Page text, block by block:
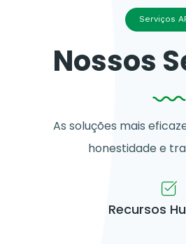
Serviços
Nossos
As soluções mais
honestidade e
Recursos